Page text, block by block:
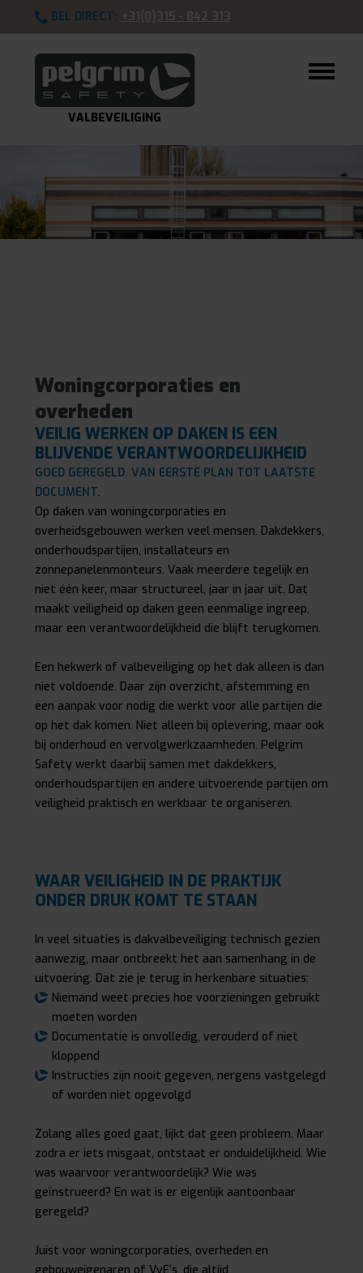
BEL DIRECT: +31(0)315 - 842 313
VALBEVEILIGING
Woningcorporaties en
overheden
VEILIG WERKEN OP DAKEN IS EEN
BLIJVENDE VERANTWOORDELIJKHEID
GOED GEREGELD. VAN EERSTE PLAN TOT LAATSTE
DOCUMENT.
Op daken van woningcorporaties en
overheidsgebouwen werken veel mensen. Dakdekkers,
onderhoudspartijen, installateurs en
zonnepanelenmonteurs. Vaak meerdere tegelijk en
niet één keer, maar structureel, jaar in jaar uit. Dat
maakt veiligheid op daken geen eenmalige ingreep,
maar een verantwoordelijkheid die blijft terugkomen.
Een hekwerk of valbeveiliging op het dak alleen is dan
niet voldoende. Daar zijn overzicht, afstemming en
een aanpak voor nodig die werkt voor alle partijen die
op het dak komen. Niet alleen bij oplevering, maar ook
bij onderhoud en vervolgwerkzaamheden. Pelgrim
Safety werkt daarbij samen met dakdekkers,
onderhoudspartijen en andere uitvoerende partijen om
veiligheid praktisch en werkbaar te organiseren.
WAAR VEILIGHEID IN DE PRAKTIJK
ONDER DRUK KOMT TE STAAN
In veel situaties is dakvalbeveiliging technisch gezien
aanwezig, maar ontbreekt het aan samenhang in de
uitvoering. Dat zie je terug in herkenbare situaties:
Niemand weet precies hoe voorzieningen gebruikt
moeten worden
Documentatie is onvolledig, verouderd of niet
kloppend
Instructies zijn nooit gegeven, nergens vastgelegd
of worden niet opgevolgd
Zolang alles goed gaat, lijkt dat geen probleem. Maar
zodra er iets misgaat, ontstaat er onduidelijkheid. Wie
was waarvoor verantwoordelijk? Wie was
geïnstrueerd? En wat is er eigenlijk aantoonbaar
geregeld?
Juist voor woningcorporaties, overheden en